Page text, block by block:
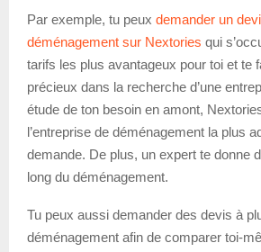
Par exemple, tu peux demander un
déménagement sur Nextories qui
tarifs les plus avantageux pour toi et te
précieux dans la recherche d’une
étude de ton besoin en amont,
l’entreprise de déménagement la plus
demande. De plus, un expert te donne
long du déménagement.
Tu peux aussi demander des devis à
déménagement afin de comparer toi-